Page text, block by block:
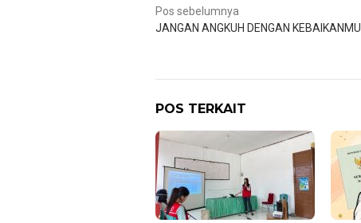
Navigasi
pos
Pos sebelumnya
JANGAN ANGKUH DENGAN KEBAIKANMU
POS TERKAIT